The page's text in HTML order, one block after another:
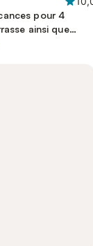
pour 4
ainsi que
enfant